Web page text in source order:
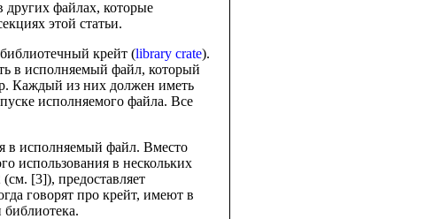
файлах, которые
этой статьи.
крейт (library crate).
в исполняемый файл, который
Каждый из них должен иметь
исполняемого файла. Все
в исполняемый файл. Вместо
использования в нескольких
[3]), предоставляет
говорят про крейт, имеют в
библиотека.